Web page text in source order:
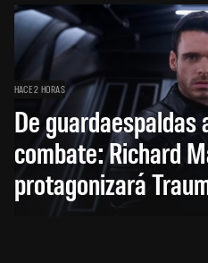
HACE 2 HORAS
De guardaespaldas
combate: Richard
protagonizará